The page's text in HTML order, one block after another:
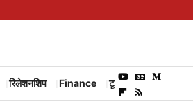
रिलेशनशिप Finance टूरिज्म